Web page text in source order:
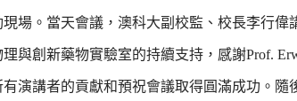
現場。當天會議，澳科大副校監、校長李行
與創新藥物實驗室的持續支持，感謝Prof.
演講者的貢獻和預祝會議取得圓滿成功。隨